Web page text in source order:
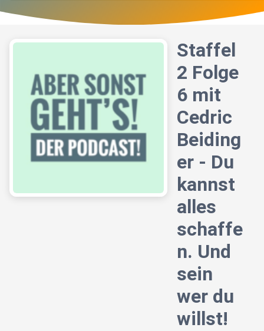
Staffel
2 Folge
6 mit
Cedric
Beiding
er - Du
kannst
alles
schaffe
n. Und
sein
wer du
willst!